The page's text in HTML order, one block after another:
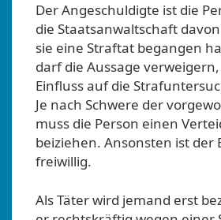
Der Angeschuldigte ist die
die Staatsanwaltschaft
sie eine Straftat begangen
darf die Aussage
Einfluss auf die
Je nach Schwere der
muss die Person einen
beiziehen. Ansonsten ist der
freiwillig.
Als Täter wird jemand erst